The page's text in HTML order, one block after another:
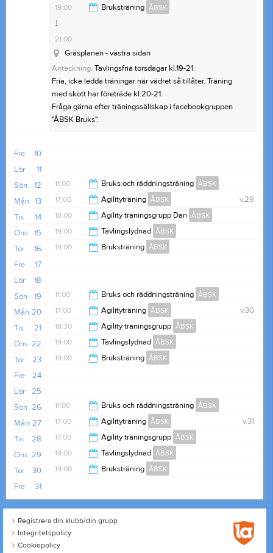
21:00
14:30
gröna konstgräsbanan
19:00 Bruksträning ÅBSK
21:00
Gräsplanen - västra sidan
Anteckning: Tävlingsfria torsdagar kl.19-21.
Fria, icke ledda träningar när vädret så tillåter. Träning
med skott har företräde kl.20-21.
Fråga gärna efter träningssällskap i facebookgruppen
"ÅBSK Bruks".
10
Fre
11
Lör
12
Sön 11:00 Bruks och räddningsträning ÅBSK
14:00
13
Mån v.29
17:00 Agilityträning ÅBSK
20:00
14
Tis 18:00 Agility träningsgrupp Dan ÅBSK
21:00
15
Ons 19:00 Tävlingslydnad ÅBSK
16
Tor 19:00 Bruksträning ÅBSK
17
Fre
18
Lör
19
Sön 11:00 Bruks och räddningsträning ÅBSK
14:00
20
Mån v.30
17:00 Agilityträning ÅBSK
20:00
21
Tis 18:30 Agility träningsgrupp ÅBSK
20:30
22
Ons 19:00 Tävlingslydnad ÅBSK
23
Tor 19:00 Bruksträning ÅBSK
24
Fre
25
Lör
26
Sön 11:00 Bruks och räddningsträning ÅBSK
14:00
27
Mån v.31
17:00 Agilityträning ÅBSK
20:00
28
Tis 17:00 Agility träningsgrupp ÅBSK
21:00
29
Ons 19:00 Tävlingslydnad ÅBSK
30
Tor 19:00 Bruksträning ÅBSK
21:00
31
Fre
Registrera din klubb/din grupp
Integritetspolicy
Cookiepolicy